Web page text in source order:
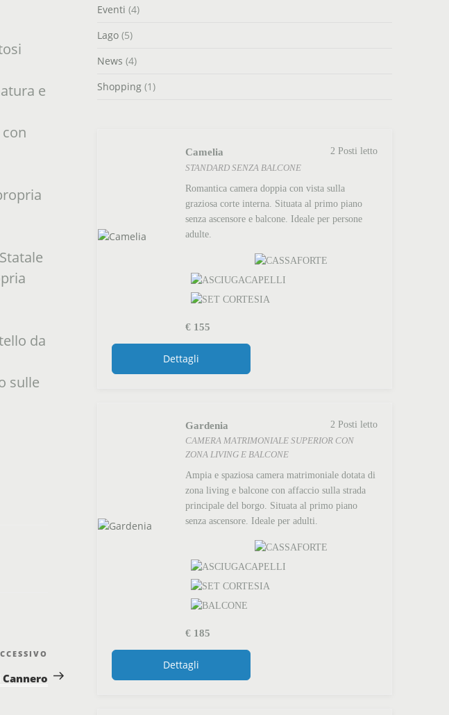
e
da
sulle
successivo
Eventi (4)
Lago (5)
News (4)
Shopping (1)
Camelia 2 Posti letto
STANDARD SENZA BALCONE
Romantica camera doppia con vista sulla
graziosa corte interna. Situata al primo piano
senza ascensore e balcone. Ideale per persone
adulte.
€ 155
Dettagli
Gardenia 2 Posti letto
CAMERA MATRIMONIALE SUPERIOR CON
ZONA LIVING E BALCONE
Ampia e spaziosa camera matrimoniale dotata di
zona living e balcone con affaccio sulla strada
principale del borgo. Situata al primo piano
senza ascensore. Ideale per adulti.
€ 185
Dettagli